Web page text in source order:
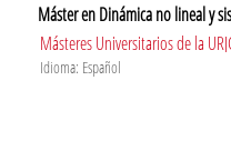
Máster en Dinámica no lineal y
Másteres Universitarios de la
Idioma: Español